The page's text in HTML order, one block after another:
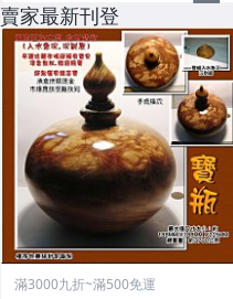
賣家最新刊登
滿3000九折~滿500免運